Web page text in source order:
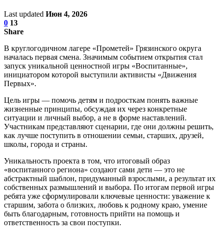
Last updated Июн 4, 2026
0 13
Share
В круглогодичном лагере «Прометей» Грязинского округа
началась первая смена. Значимым событием открытия стал
запуск уникальной ценностной игры «Воспитанные»,
инициатором которой выступили активисты «Движения
Первых».
Цель игры — помочь детям и подросткам понять важные
жизненные принципы, обсуждая их через конкретные
ситуации и личный выбор, а не в форме наставлений.
Участникам представляют сценарии, где они должны решить,
как лучше поступить в отношении семьи, старших, друзей,
школы, города и страны.
Уникальность проекта в том, что итоговый образ
«воспитанного региона» создают сами дети — это не
абстрактный шаблон, придуманный взрослыми, а результат их
собственных размышлений и выбора. По итогам первой игры
ребята уже сформулировали ключевые ценности: уважение к
старшим, забота о близких, любовь к родному краю, умение
быть благодарным, готовность прийти на помощь и
ответственность за свои поступки.